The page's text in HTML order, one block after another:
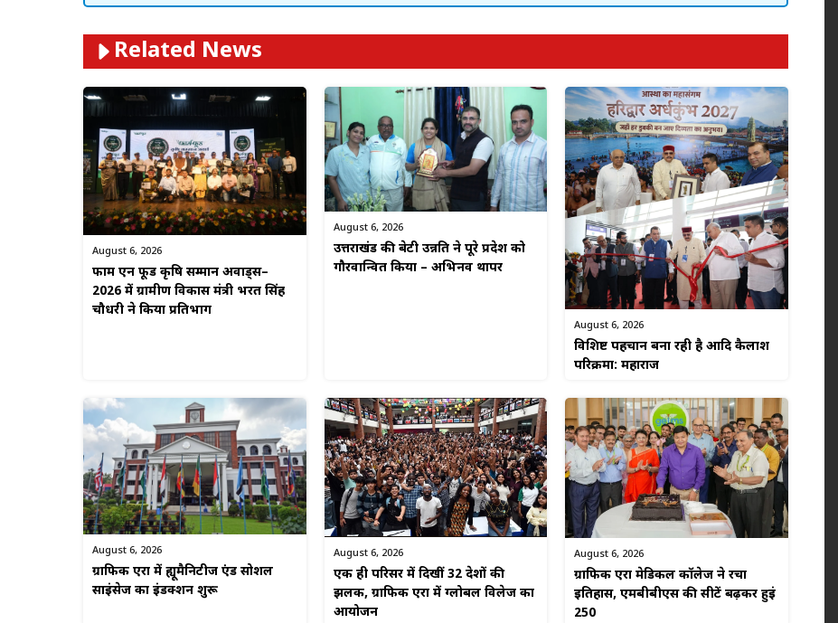
Related News
August 6, 2026
फार्म एन फूड कृषि सम्मान अवार्ड्स–
2026 में ग्रामीण विकास मंत्री भरत सिंह
चौधरी ने किया प्रतिभाग
August 6, 2026
उत्तराखंड की बेटी उन्नति ने पूरे प्रदेश को
गौरवान्वित किया – अभिनव थापर
August 6, 2026
विशिष्ट पहचान बना रही है आदि कैलाश
परिक्रमा: महाराज
August 6, 2026
ग्राफिक एरा में ह्यूमैनिटीज एंड सोशल
साइंसेज का इंडक्शन शुरू
August 6, 2026
एक ही परिसर में दिखीं 32 देशों की
झलक, ग्राफिक एरा में ग्लोबल विलेज का
आयोजन
August 6, 2026
ग्राफिक एरा मेडिकल कॉलेज ने रचा
इतिहास, एमबीबीएस की सीटें बढ़कर हुईं
250